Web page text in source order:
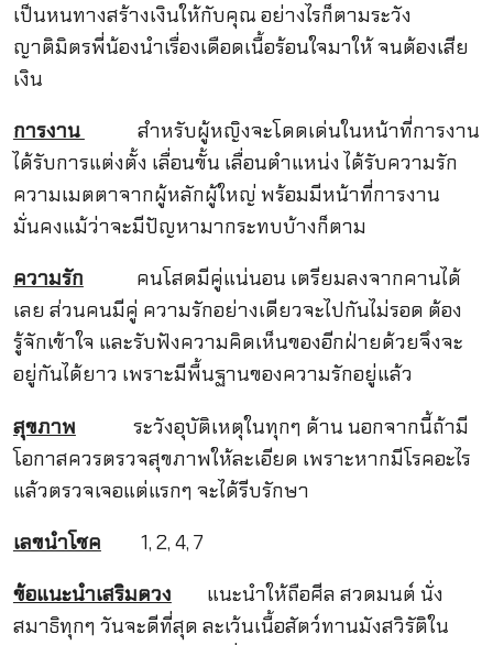
เป็นหนทางสร้างเงินให้กับคุณ อย่างไรก็ตามระวัง
ญาติมิตรพี่น้องนำเรื่องเดือดเนื้อร้อนใจมาให้ จนต้องเสีย
เงิน
การงาน
สำหรับผู้หญิงจะโดดเด่นในหน้าที่การงาน
ได้รับการแต่งตั้ง เลื่อนขั้น เลื่อนตำแหน่ง ได้รับความรัก
ความเมตตาจากผู้หลักผู้ใหญ่ พร้อมมีหน้าที่การงาน
มั่นคงแม้ว่าจะมีปัญหามากระทบบ้างก็ตาม
ความรัก คนโสดมีคู่แน่นอน เตรียมลงจากคานได้
เลย ส่วนคนมีคู่ ความรักอย่างเดียวจะไปกันไม่รอด ต้อง
รู้จักเข้าใจ และรับฟังความคิดเห็นของอีกฝ่ายด้วยจึงจะ
อยู่กันได้ยาว เพราะมีพื้นฐานของความรักอยู่แล้ว
สุขภาพ ระวังอุบัติเหตุในทุกๆ ด้าน นอกจากนี้ถ้ามี
โอกาสควรตรวจสุขภาพให้ละเอียด เพราะหากมีโรคอะไร
แล้วตรวจเจอแต่แรกๆ จะได้รีบรักษา
เลขนำโชค 1, 2, 4, 7
ข้อแนะนำเสริมดวง แนะนำให้ถือศีล สวดมนต์ นั่ง
สมาธิทุกๆ วันจะดีที่สุด ละเว้นเนื้อสัตว์ทานมังสวิรัติใน